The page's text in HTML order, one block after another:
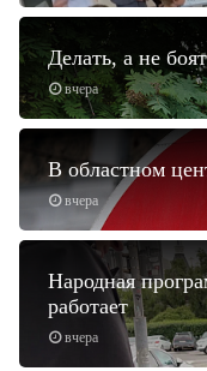
вчера
Делать, а не
вчера
В областном
вчера
Народная
работает